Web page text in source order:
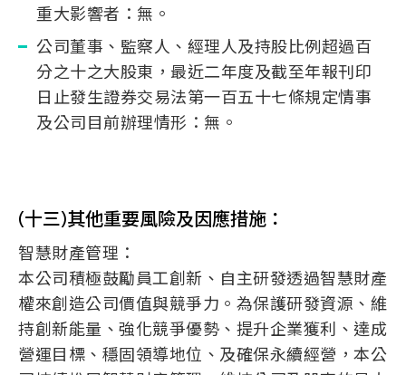
重大影響者：無。
公司董事、監察人、經理人及持股比例超過百
分之十之大股東，最近二年度及截至年報刊印
日止發生證券交易法第一百五十七條規定情事
及公司目前辦理情形：無。
(十三)其他重要風險及因應措施：
智慧財產管理：
本公司積極鼓勵員工創新、自主研發透過智慧財產
權來創造公司價值與競爭力。為保護研發資源、維
持創新能量、強化競爭優勢、提升企業獲利、達成
營運目標、穩固領導地位、及確保永續經營，本公